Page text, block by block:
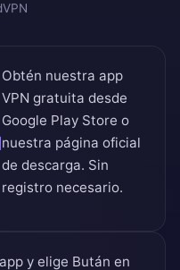
Obtén nuestra app
VPN gratuita desde
Google Play Store o
nuestra página oficial
de descarga. Sin
registro necesario.
y elige Bután en